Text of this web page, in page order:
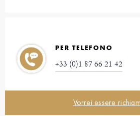
PER TELEFONO
+33 (0)1 87 66 21 42
Vorrei essere